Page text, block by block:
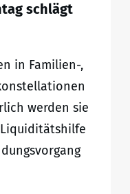
schlägt
in Familien-,
werden sie